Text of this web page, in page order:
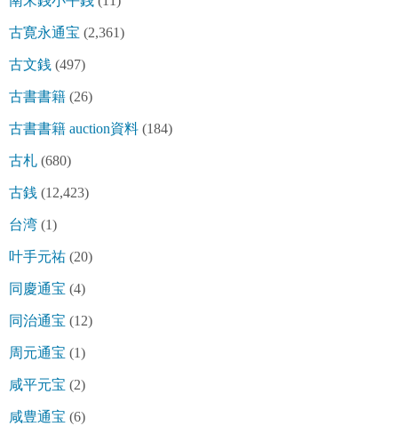
古寛永通宝 (2,361)
古文銭 (497)
古書書籍 (26)
古書書籍 auction資料 (184)
古札 (680)
古銭 (12,423)
台湾 (1)
叶手元祐 (20)
同慶通宝 (4)
同治通宝 (12)
周元通宝 (1)
咸平元宝 (2)
咸豊通宝 (6)